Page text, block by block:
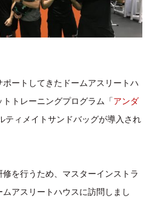
ートしてきたドームアスリートハ
トレーニングプログラム「アンダ
ティメイトサンドバッグが導入され
を行うため、マスターインストラ
アスリートハウスに訪問しまし